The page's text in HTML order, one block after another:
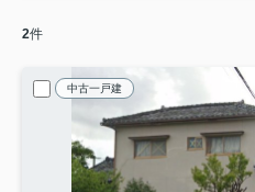
2件
中古一戸建